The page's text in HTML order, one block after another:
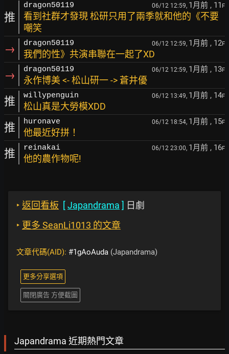
推
dragon50119 06/12 12:59, 1月前 , 11 F
看到社群才發現 松研只用了兩季就和他的《不要
嘲笑
→ dragon50119 06/12 12:59, 1月前 , 12F
我們的性》共演串聯在一起了XD
→ dragon50119 06/12 12:59, 1月前 , 13F
永作博美 <- 松山研一 -> 蒼井優
推 willypenguin 06/12 13:49, 1月前 , 14F
松山真是大勞模XDD
推 huronave 06/12 18:54, 1月前 , 15F
他最近好拼！
推 reinakai 06/12 23:00, 1月前 , 16F
他的農作物呢!
‣ 返回看板 [Japandrama ] 日劇
‣ 更多 SeanLi1013 的文章
文章代碼(AID): #1gAoAuda (Japandrama)
更多分享選項
關閉廣告 方便截圖
Japandrama 近期熱門文章